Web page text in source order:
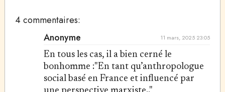
4 commentaires:
Anonyme
11 mars, 2025 23:05
En tous les cas, il a bien cerné le
bonhomme :"En tant qu’anthropologue
social basé en France et influencé par